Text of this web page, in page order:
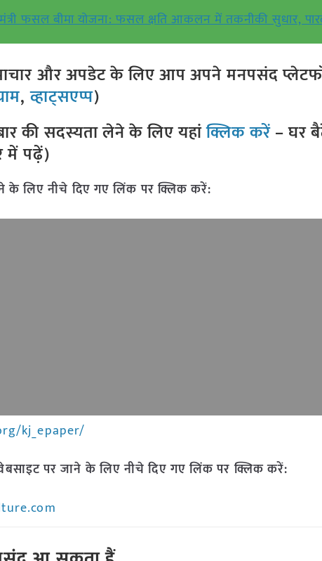
फसल बीमा योजना: फसल क्षति आकलन में तकनीकी सुधार,
और अपडेट के लिए आप अपने मनपसंद
,व्हाट्सएप्प)
की सदस्यता लेने के लिए यहांक्लिक करें– घर
में पढ़ें)
लिए नीचे दिए गए लिंक पर क्लिक करें:
kj_epaper/
पर जाने के लिए नीचे दिए गए लिंक पर क्लिक करें: